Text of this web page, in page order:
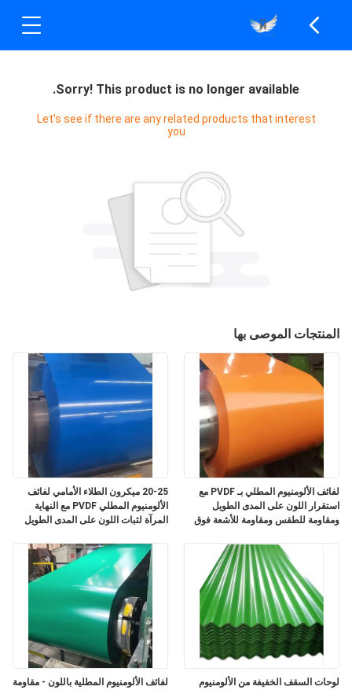
Sorry! This product is no longer available.
Let's see if there are any related products that interest
you
المنتجات الموصى بها
20-25 ميكرون الطلاء الأمامي لفائف
الألومنيوم المطلي PVDF مع النهاية
المرآة لثبات اللون على المدى الطويل
لفائف الألومنيوم المطلي بـ PVDF مع
استقرار اللون على المدى الطويل
ومقاومة للطقس ومقاومة للأشعة فوق
لفائف الألومنيوم المطلية باللون - مقاومة
لوحات السقف الخفيفة من الألومنيوم